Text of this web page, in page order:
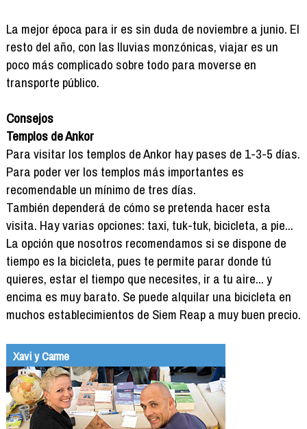
La mejor época para ir es sin duda de noviembre a junio. El
resto del año, con las lluvias monzónicas, viajar es un
poco más complicado sobre todo para moverse en
transporte público.
Consejos
Templos de Ankor
Para visitar los templos de Ankor hay pases de 1-3-5 días.
Para poder ver los templos más importantes es
recomendable un mínimo de tres días.
También dependerá de cómo se pretenda hacer esta
visita. Hay varias opciones: taxi, tuk-tuk, bicicleta, a pie...
La opción que nosotros recomendamos si se dispone de
tiempo es la bicicleta, pues te permite parar donde tú
quieres, estar el tiempo que necesites, ir a tu aire... y
encima es muy barato. Se puede alquilar una bicicleta en
muchos establecimientos de Siem Reap a muy buen precio.
Xavi y Carme